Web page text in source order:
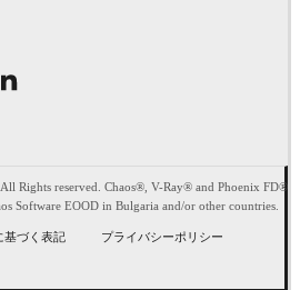
Rights reserved. Chaos®, V-Ray® and Phoenix FD®
Software EOOD in Bulgaria and/or other countries.
基づく表記
プライバシーポリシー